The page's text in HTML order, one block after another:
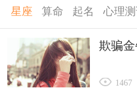
星座 算命 起名 心理
欺骗
1467